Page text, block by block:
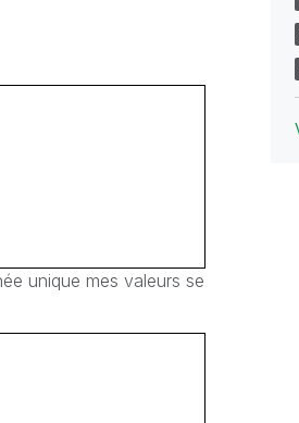
unique mes valeurs se